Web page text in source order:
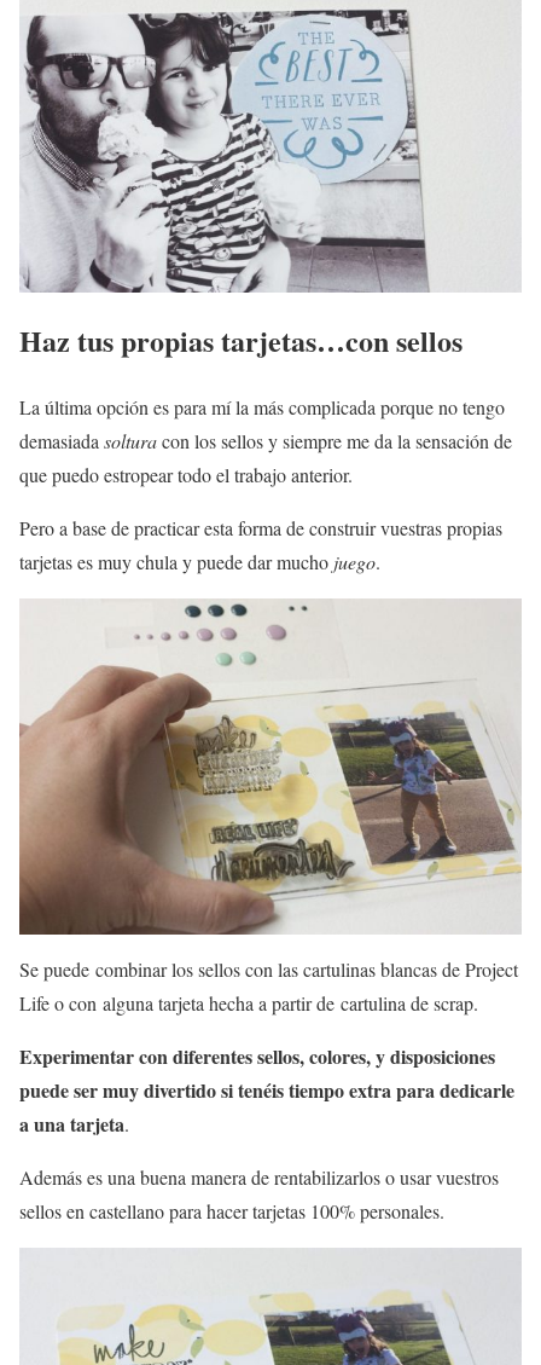
Haz tus propias tarjetas…con sellos
La última opción es para mí la más complicada porque no tengo
demasiadasolturacon los sellos y siempre me da la sensación de
que puedo estropear todo el trabajo anterior.
Pero a base de practicar esta forma de construir vuestras propias
tarjetas es muy chula y puede dar mucho juego.
Se puede combinar los sellos con las cartulinas blancas de Project
Life o con alguna tarjeta hecha a partir de cartulina de scrap.
Experimentar con diferentes sellos, colores, y disposiciones
puede ser muy divertido si tenéis tiempo extra para dedicarle
a una tarjeta.
Además es una buena manera de rentabilizarlos o usar vuestros
sellos en castellano para hacer tarjetas 100% personales.